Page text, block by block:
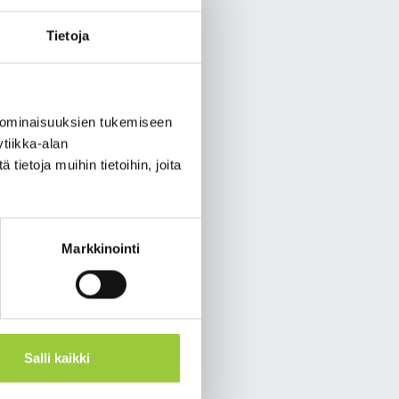
Tietoja
tukemiseen
alan
tietoja muihin tietoihin, joita
Markkinointi
Salli kaikki
kuuluu
yhteistyöhön.
soveltuvan
Koeaika on neljä
mukainen
saatuaan.